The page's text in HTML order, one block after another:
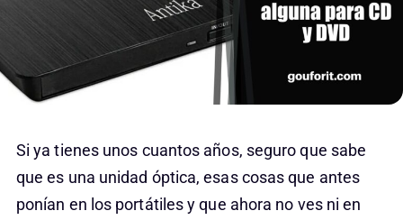
Si ya tienes unos cuantos años, seguro que sabe
que es una unidad óptica, esas cosas que antes
ponían en los portátiles y que ahora no ves ni en